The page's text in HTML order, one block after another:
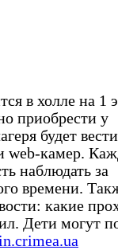
в холле на 1
приобрести у
будет
web-камер.
наблюдать за
времени.
какие
Дети могут